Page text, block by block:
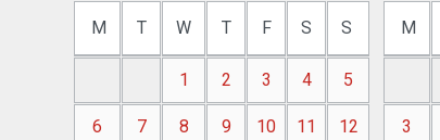
M
T W T F S S
1 2 3 4 5
6 7 8 9 10 11 12
M
3